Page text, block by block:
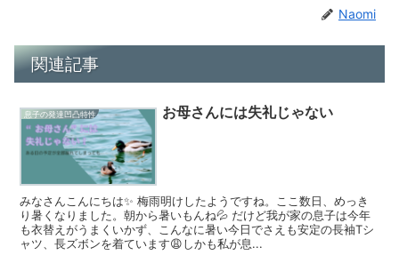
Naomi
関連記事
息子の発達凹凸特性 お母さんには失礼じゃない
みなさんこんにちは✨ 梅雨明けしたようですね。ここ数日、めっき
り暑くなりました。朝から暑いもんね💦 だけど我が家の息子は今年
も衣替えがうまくいかず、こんなに暑い今日でさえも安定の長袖Tシ
ャツ、長ズボンを着ています😩しかも私が息...